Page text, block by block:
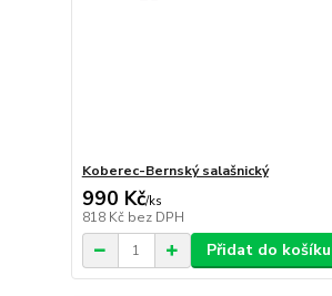
Koberec-Bernský salašnický
990 Kč/ks
818 Kč bez DPH
Přidat do košíku